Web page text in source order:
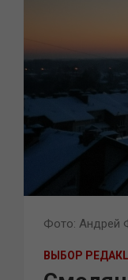
Фото: Андрей
ВЫБОР